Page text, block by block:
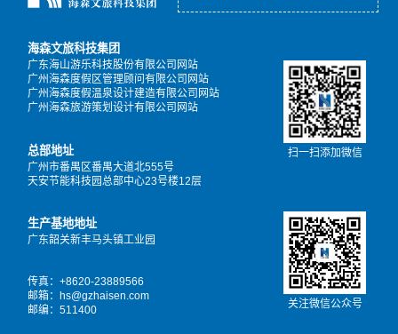
海森文旅科技集团
广东海山游乐科技股份有限公司网站
广州海森度假区管理顾问有限公司网站
广州海森度假温泉设计建造有限公司网站
广州海森旅游策划设计有限公司网站
总部地址
广州市番禺区番禺大道北555号
天安节能科技园总部中心23号楼12层
生产基地地址
广东韶关新丰马头镇工业园
传真：+8620-23889566
邮箱：hs@gzhaisen.com
邮编：511400
扫一扫添加微信
关注微信公众号